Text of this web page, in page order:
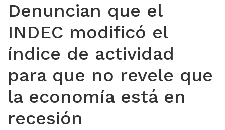
Denuncian que el
INDEC modificó el
índice de actividad
para que no revele que
la economía está en
recesión